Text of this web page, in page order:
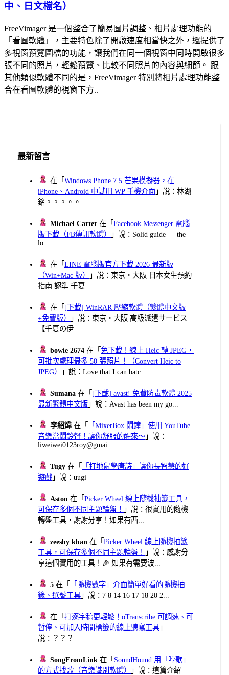
中、日文檔名）
FreeVimager 是一個整合了簡易圖片調整、相片處理功能的
「看圖軟體」，主要特色除了開啟速度相當快之外，還提供了
多視窗預覽圖檔的功能，讓我們在同一個視窗中同時開啟很多
張不同的照片，輕鬆預覽、比較不同照片的內容與細節。 跟
其他類似軟體不同的是，FreeVimager 特別將相片處理功能整
合在看圖軟體的視窗下方..
最新留言
在「Windows Phone 7.5 芒果模擬器，在
iPhone、Android 中試用 WP 手機介面 」說：林湖
銘。。。。。
Michael Carter 在「Facebook Messenger 電腦
版下載（FB傳訊軟體）
」說：Solid guide — the
lo...
在「LINE 電腦版官方下載 2026 最新版
（Win+Mac 版）
」說：東京・大阪 日本女生預約
指南 認準 千夏...
在「 [下載] WinRAR 壓縮軟體（繁體中文版
+免費版）
」說：東京・大阪 高級派遣サービス
【千夏の伊...
bowie 2674 在「免下載！線上 Heic 轉 JPEG，
可批次處理最多 50 張照片！（Convert Heic to
JPEG）
」說：Love that I can batc...
Sumana 在「 [下載] avast! 免費防毒軟體 2025
最新繁體中文版 」說：Avast has been my go...
李紹煒在「
「MixerBox 鬧鐘」使用 YouTube
音樂當鬧鈴聲！讓你舒服的醒來～ 」說：
liweiwei0123roy@gmai...
Tugy 在「
「打地鼠學唐詩」讓你長智慧的好
遊戲 」說：uugi
Aston 在「Picker Wheel 線上隨機抽籤工具，
可保存多個不同主題輪盤！
」說：很實用的隨機
轉盤工具，謝謝分享！如果有西...
zeeshy khan 在「Picker Wheel 線上隨機抽籤
工具，可保存多個不同主題輪盤！
」說：感謝分
享這個實用的工具！🎉 如果有需要波...
5 在「
「隨機數字」介面簡單好看的隨機抽
籤、選號工具 」說：7 8 14 16 17 18 20 2...
在「打逐字稿更輕鬆！oTranscribe 可調速、可
暫停、可加入時間標籤的線上聽寫工具 」
說：？？？
SongFromLink 在「 SoundHound 用「哼歌」
的方式找歌（音樂識別軟體）
」說：這篇介紹